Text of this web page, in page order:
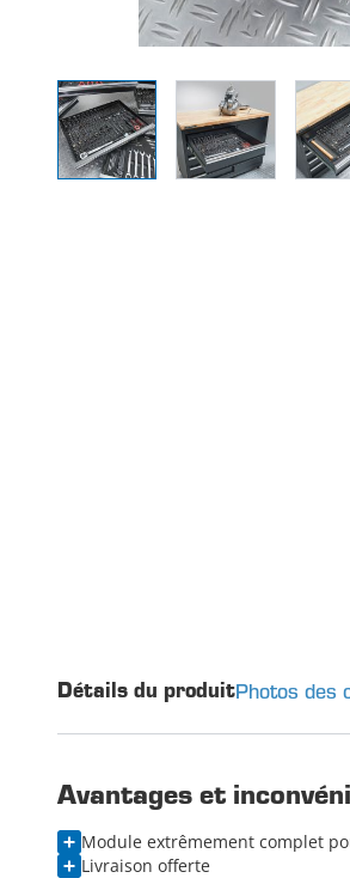
Détails du produitPhotos des
Avantages et
Module extrêmement complet
Livraison offerte